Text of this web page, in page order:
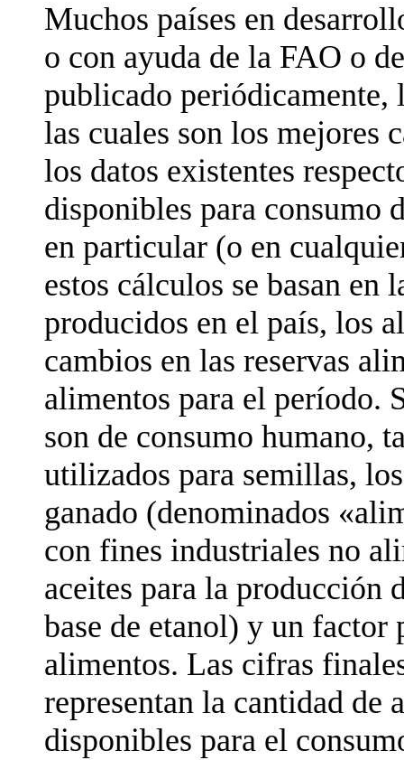
Muchos países en
o con ayuda de la FAO o
publicado periódicamente,
las cuales son los mejores
los datos existentes
disponibles para consumo
en particular (o en
estos cálculos se basan
producidos en el país, los
cambios en las reservas
alimentos para el período.
son de consumo humano,
utilizados para semillas,
ganado (denominados
con fines industriales no
aceites para la producción
base de etanol) y un factor
alimentos. Las cifras
representan la cantidad de
disponibles para el